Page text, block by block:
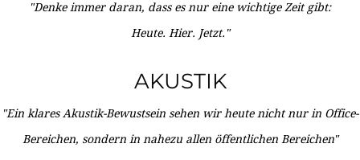
"Denke immer daran, dass es nur eine wichtige Zeit gibt:
Heute. Hier. Jetzt."
AKUSTIK
"Ein klares Akustik-Bewustsein sehen wir heute nicht nur in Office-
Bereichen, sondern in nahezu allen öffentlichen Bereichen"